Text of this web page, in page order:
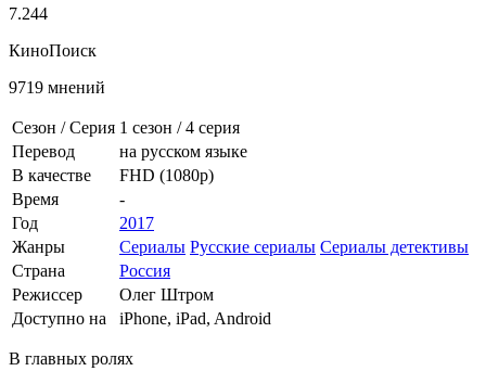
7.244
КиноПоиск
9719 мнений
Сезон / Серия 1 сезон /4 серия
Перевод
на русском языке
В качестве
FHD (1080p)
Время
-
Год
2017
Жанры
Сериалы Русские сериалы Сериалы детективы
Страна
Россия
Режиссер
Олег Штром
Доступно на
iPhone, iPad, Android
В главных ролях